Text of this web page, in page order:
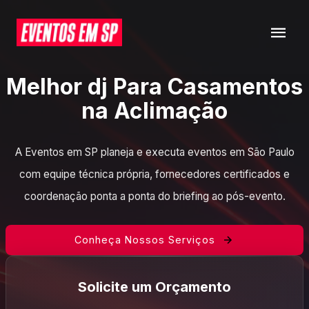
Melhor dj Para Casamentos
na Aclimação
A Eventos em SP planeja e executa eventos em São Paulo
com equipe técnica própria, fornecedores certificados e
coordenação ponta a ponta do briefing ao pós-evento.
Conheça Nossos Serviços
Solicite um Orçamento